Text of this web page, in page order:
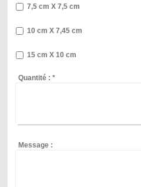
7,5 cm X 7,5 cm
10 cm X 7,45 cm
15 cm X 10 cm
Quantité : *
Message :